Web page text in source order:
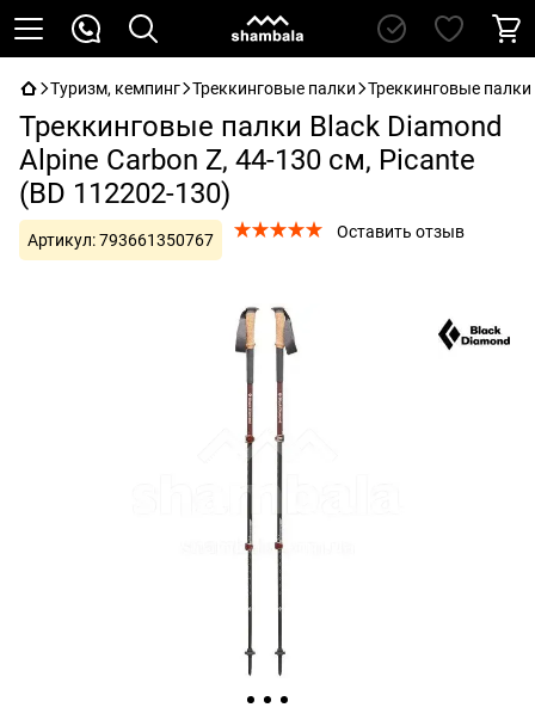
Туризм, кемпинг Треккинговые палки Треккинговые
Треккинговые палки Black Diamond
Alpine Carbon Z, 44-130 см, Picante
(BD 112202-130)
Артикул:793661350767 Оставить отзыв